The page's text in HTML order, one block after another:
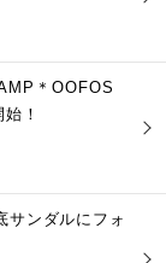
＊OOFOS
！
サンダルにフォ